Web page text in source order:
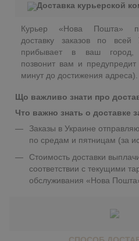
Доставка курьерской
Курьер «Нова Пошта»
доставку заказов по всей
прибывает в ваш город,
позвонит вам и
минут до достижения адреса).
Що важливо знати про
Что важно знать о доставке
Заказы в Украине
по средам и пятницам (за
Стоимость доставки
соответствии с текущими
обслуживания «Нова